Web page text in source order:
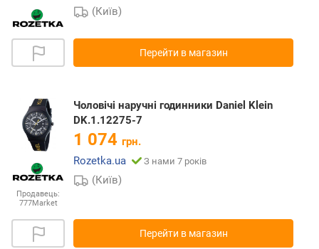
(Київ)
Перейти в магазин
Продавець:
777Market
Чоловічі наручні годинники Daniel Klein
DK.1.12275-7
1 074 грн.
Rozetka.ua
З нами 7 років
(Київ)
Перейти в магазин